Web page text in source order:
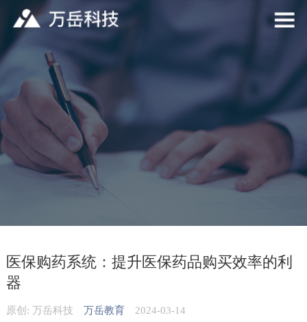
医保购药系统：提升医保药品购买效率的利
器
原创: 万岳科技 万岳教育2024-03-14